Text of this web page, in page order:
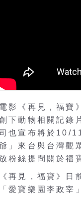
電影《再見，福寶
下動物相關記錄
也宣布將於10/
」來台與台灣觀
放粉絲提問關於福
《再見，福寶》
「愛寶樂園李政宰